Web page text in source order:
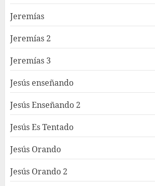
Jeremías
Jeremías 2
Jeremías 3
Jesús enseñando
Jesús Enseñando 2
Jesús Es Tentado
Jesús Orando
Jesús Orando 2